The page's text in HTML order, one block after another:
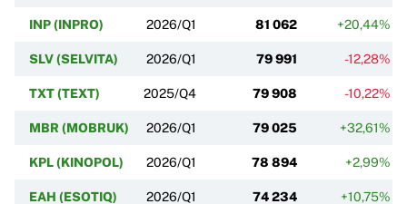
INP (INPRO) 2026/Q1 81 062 +20,44%
SLV (SELVITA) 2026/Q1 79 991 -12,28%
TXT (TEXT) 2025/Q4 79 908 -10,22%
MBR (MOBRUK) 2026/Q1 79 025 +32,61%
KPL (KINOPOL) 2026/Q1 78 894 +2,99%
EAH (ESOTIQ) 2026/Q1 74 234 +10,75%